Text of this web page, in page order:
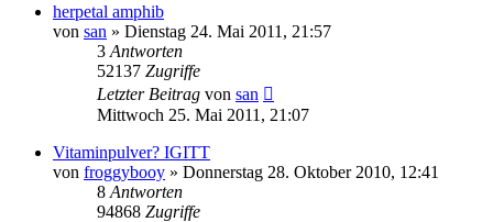
herpetal amphib
von san » Dienstag 24. Mai 2011, 21:57
3 Antworten
52137 Zugriffe
Letzter Beitrag von san
Mittwoch 25. Mai 2011, 21:07
Vitaminpulver? IGITT
von froggybooy » Donnerstag 28. Oktober 2010, 12:41
8 Antworten
94868 Zugriffe